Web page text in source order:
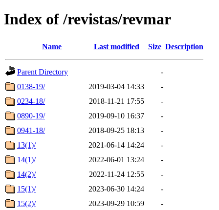
Index of /revistas/revmar
Name Last modified Size Description
Parent Directory
-
0138-19/
2019-03-04 14:33
-
0234-18/
2018-11-21 17:55
-
0890-19/
2019-09-10 16:37
-
0941-18/
2018-09-25 18:13
-
13(1)/
2021-06-14 14:24
-
14(1)/
2022-06-01 13:24
-
14(2)/
2022-11-24 12:55
-
15(1)/
2023-06-30 14:24
-
15(2)/
2023-09-29 10:59
-